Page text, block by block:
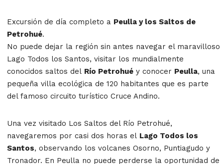
Excursión de día completo a Peulla y los Saltos de
Petrohué.
No puede dejar la región sin antes navegar el maravilloso
Lago Todos los Santos, visitar los mundialmente
conocidos saltos del Río Petrohué y conocer Peulla, una
pequeña villa ecológica de 120 habitantes que es parte
del famoso circuito turístico Cruce Andino.
Una vez visitado Los Saltos del Río Petrohué,
navegaremos por casi dos horas el Lago Todos los
Santos, observando los volcanes Osorno, Puntiagudo y
Tronador. En Peulla no puede perderse la oportunidad de